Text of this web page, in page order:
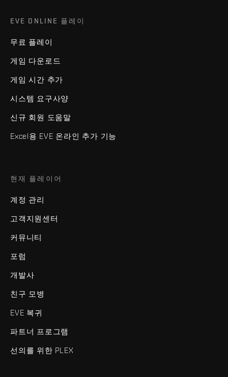
EVE ONLINE 플레이
무료 플레이
게임 다운로드
게임 시간 추가
시스템 요구사양
신규 회원 도움말
Excel용 EVE 온라인 추가 기능
현재 플레이어
계정 관리
고객지원센터
커뮤니티
포럼
개발사
친구 모병
EVE 복귀
파트너 프로그램
선의를 위한 PLEX